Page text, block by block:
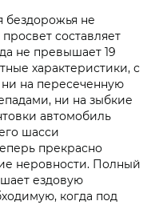
бездорожья не
составляет
не превышает 19
характеристики, с
на пересеченную
ни на зыбкие
автомобиль
шасси
прекрасно
неровности. Полный
ездовую
когда под